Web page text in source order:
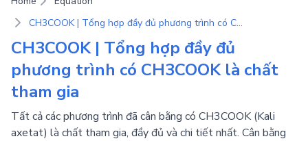
CH3COOK | Tổng hợp đầy đủ phương trình có CH3COOK là chất tham gia
CH3COOK | Tổng hợp đầy đủ
phương trình có CH3COOK là chất
tham gia
Tất cả các phương trình đã cân bằng có CH3COOK (Kali
axetat) là chất tham gia, đầy đủ và chi tiết nhất. Cân bằng